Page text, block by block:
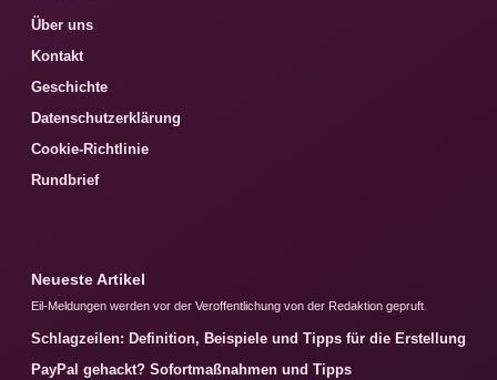
Über uns
Kontakt
Geschichte
Datenschutzerklärung
Cookie-Richtlinie
Rundbrief
Neueste Artikel
Eil-Meldungen werden vor der Veroffentlichung von der Redaktion gepruft.
Schlagzeilen: Definition, Beispiele und Tipps für die Erstellung
PayPal gehackt? Sofortmaßnahmen und Tipps